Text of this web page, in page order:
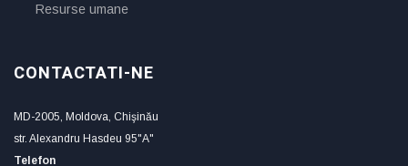
Resurse umane
CONTACTATI-NE
MD-2005, Moldova, Chişinău
str. Alexandru Hasdeu 95"A"
Telefon